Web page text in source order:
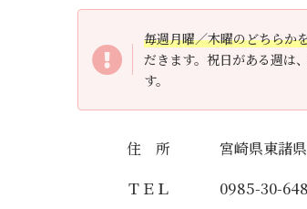
毎週月曜／木曜のどちらか
だきます。祝日がある週は
す。
住 所
宮崎県東諸
ＴＥＬ
0985-30-